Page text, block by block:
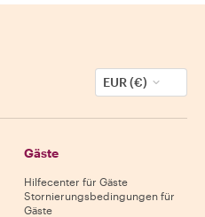
EUR (€)
Gäste
Hilfecenter für Gäste
Stornierungsbedingungen für
Gäste